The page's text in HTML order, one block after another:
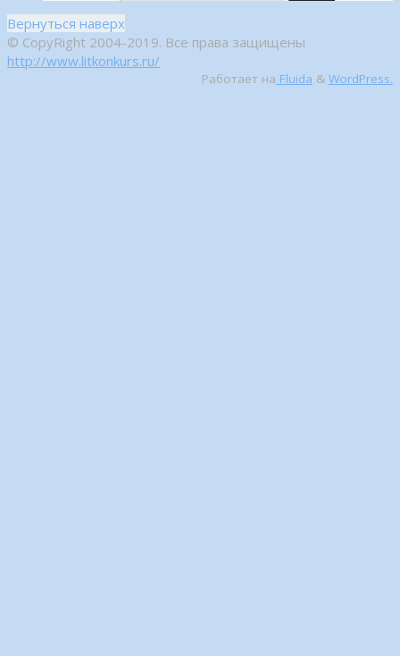
Вернуться наверх
© CopyRight 2004-2019. Все права защищены
http://www.litkonkurs.ru/
Работает на Fluida & WordPress.